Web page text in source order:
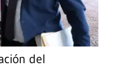
del